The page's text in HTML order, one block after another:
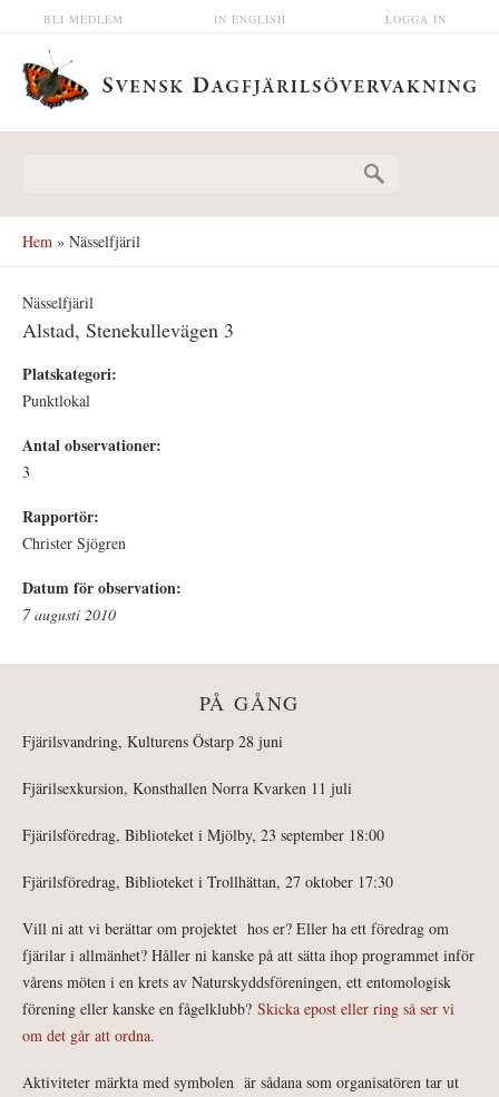
Hoppa till huvudinnehåll LOGGA IN
IN ENGLISH
BLI MEDLEM
Hem » Nässelfjäril
Nässelfjäril
Alstad, Stenekullevägen 3
Platskategori:
Punktlokal
Antal observationer:
3
Rapportör:
Christer Sjögren
Datum för observation:
7 augusti 2010
PÅ GÅNG
Fjärilsvandring, Kulturens Östarp 28 juni
Fjärilsexkursion, Konsthallen Norra Kvarken 11 juli
Fjärilsföredrag, Biblioteket i Mjölby, 23 september 18:00
Fjärilsföredrag, Biblioteket i Trollhättan, 27 oktober 17:30
Vill ni att vi berättar om projektet hos er? Eller ha ett föredrag om
fjärilar i allmänhet? Håller ni kanske på att sätta ihop programmet inför
vårens möten i en krets av Naturskyddsföreningen, ett entomologisk
förening eller kanske en fågelklubb? Skicka epost eller ring så ser vi
om det går att ordna.
Aktiviteter märkta med symbolen är sådana som organisatören tar ut